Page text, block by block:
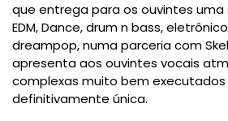
que entrega para os ouvintes uma
EDM, Dance, drum n bass,
dreampop, numa parceria com
apresenta aos ouvintes vocais
complexas muito bem
definitivamente única.